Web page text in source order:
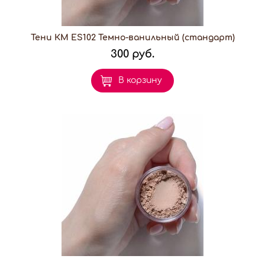
Тени КМ ES102 Темно-ванильный (стандарт)
300 руб.
В корзину